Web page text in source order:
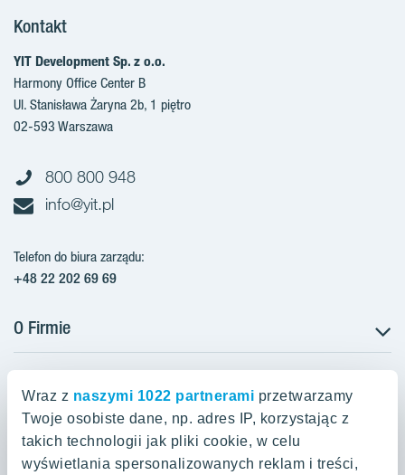
Wraz z naszymi 1022 partnerami przetwarzamy
Twoje osobiste dane, np. adres IP, korzystając z
takich technologii jak pliki cookie, w celu
wyświetlania spersonalizowanych reklam i treści,
Kontakt
YIT Development Sp. z o.o.
Harmony Office Center B
Ul. Stanisława Żaryna 2b, 1 piętro
02-593 Warszawa
800 800 948
info@yit.pl
Telefon do biura zarządu:
+48 22 202 69 69
O Firmie
Projekty w przygotowaniu
Projekty zrealizowane
Aktualności
Zakup gruntów
Projekty w Polsce
Aroma Park Lofty Warszawa
Talarowa Park Warszawa
Oferty mieszkaniowe Warszawa